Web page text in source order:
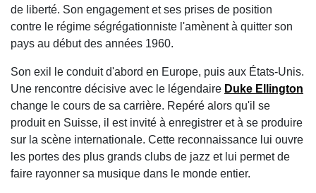
de liberté. Son engagement et ses prises de position
contre le régime ségrégationniste l'amènent à quitter son
pays au début des années 1960.
Son exil le conduit d'abord en Europe, puis aux États-Unis.
Une rencontre décisive avec le légendaire Duke Ellington
change le cours de sa carrière. Repéré alors qu'il se
produit en Suisse, il est invité à enregistrer et à se produire
sur la scène internationale. Cette reconnaissance lui ouvre
les portes des plus grands clubs de jazz et lui permet de
faire rayonner sa musique dans le monde entier.